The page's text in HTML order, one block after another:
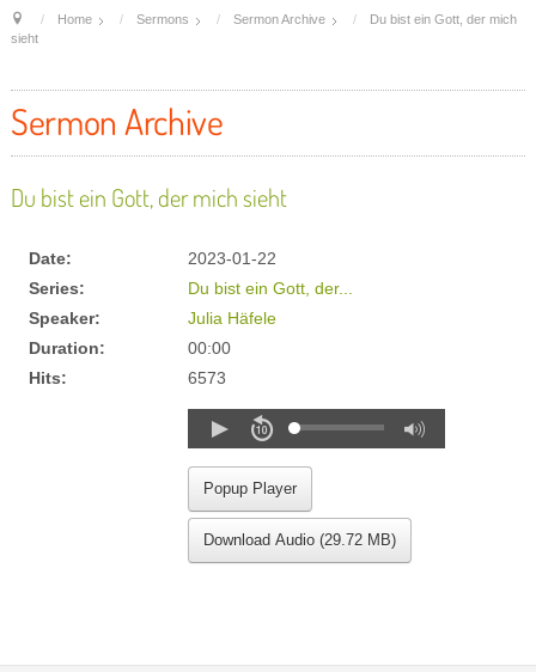
Home Sermons Sermon Archive
Du bist ein Gott, der mich
sieht
Sermon Archive
Du bist ein Gott, der mich sieht
Date:
2023-01-22
Series:
Du bist ein Gott, der...
Speaker:
Julia Häfele
Duration:
00:00
Hits:
6573